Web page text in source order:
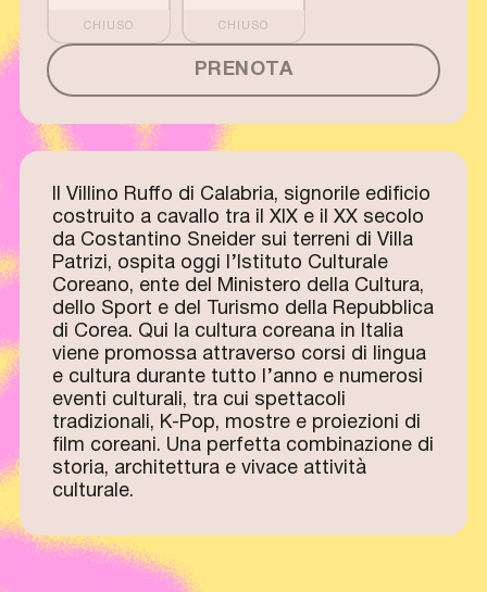
PRENOTA
Il Villino Ruffo di Calabria, signorile edificio
costruito a cavallo tra il XIX e il XX secolo
da Costantino Sneider sui terreni di Villa
Patrizi, ospita oggi l’Istituto Culturale
Coreano, ente del Ministero della Cultura,
dello Sport e del Turismo della Repubblica
di Corea. Qui la cultura coreana in Italia
viene promossa attraverso corsi di lingua
e cultura durante tutto l’anno e numerosi
eventi culturali, tra cui spettacoli
tradizionali, K-Pop, mostre e proiezioni di
film coreani. Una perfetta combinazione di
storia, architettura e vivace attività
culturale.